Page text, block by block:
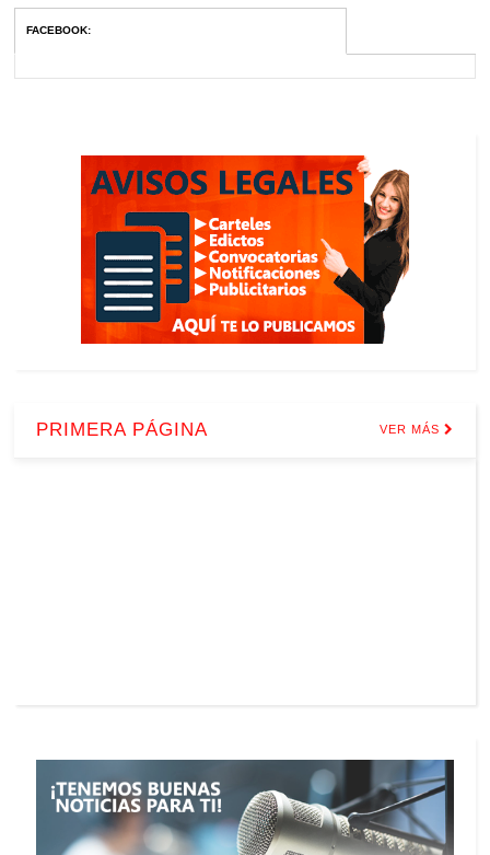
FACEBOOK:
PRIMERA PÁGINA VER MÁS